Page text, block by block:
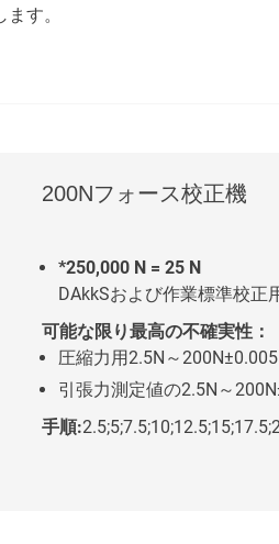
す。
200Nフォース校正機
*250,000 N = 25 N
DAkkSおよび作業標準校正
可能な限り最高の不確実性：
圧縮力用2.5N～
引張力測定値の2.5N～
手順: